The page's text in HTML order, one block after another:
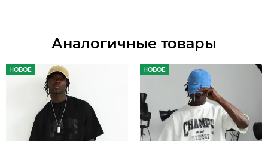
Аналогичные товары
НОВОЕ НОВОЕ